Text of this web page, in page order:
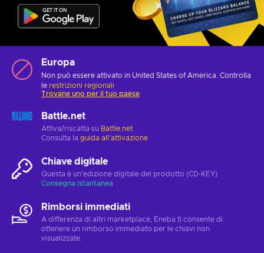
Europa
Non può essere attivato in United States of America. Controlla
le restrizioni regionali
Trovane uno per il tuo paese
Battle.net
Attiva/riscatta su Battle.net
Consulta la guida all'attivazione
Chiave digitale
Questa è un'edizione digitale del prodotto (CD-KEY)
Consegna istantanea
Rimborsi immediati
A differenza di altri marketplace, Eneba ti consente di
ottenere un rimborso immediato per le chiavi non
visualizzate.